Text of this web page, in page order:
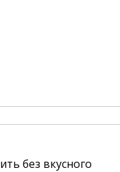
без вкусного